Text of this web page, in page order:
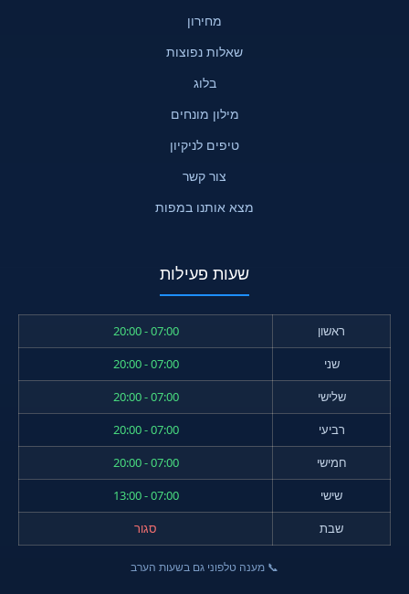
מחירון
שאלות נפוצות
בלוג
מילון מונחים
טיפים לניקיון
צור קשר
מצא אותנו במפות
שעות פעילות
ראשון
07:00 - 20:00
שני
07:00 - 20:00
שלישי
07:00 - 20:00
רביעי
07:00 - 20:00
חמישי
07:00 - 20:00
שישי
07:00 - 13:00
שבת
סגור
📞 מענה טלפוני גם בשעות הערב